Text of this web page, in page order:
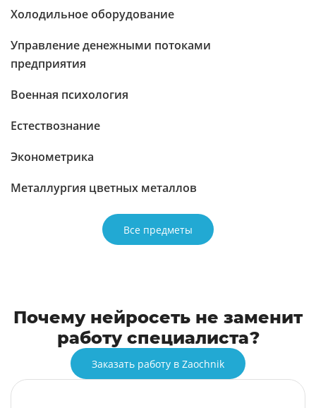
Холодильное оборудование
Управление денежными потоками
предприятия
Военная психология
Естествознание
Эконометрика
Металлургия цветных металлов
Все предметы
Почему нейросеть не заменит
работу специалиста?
Заказать работу в Zaochnik